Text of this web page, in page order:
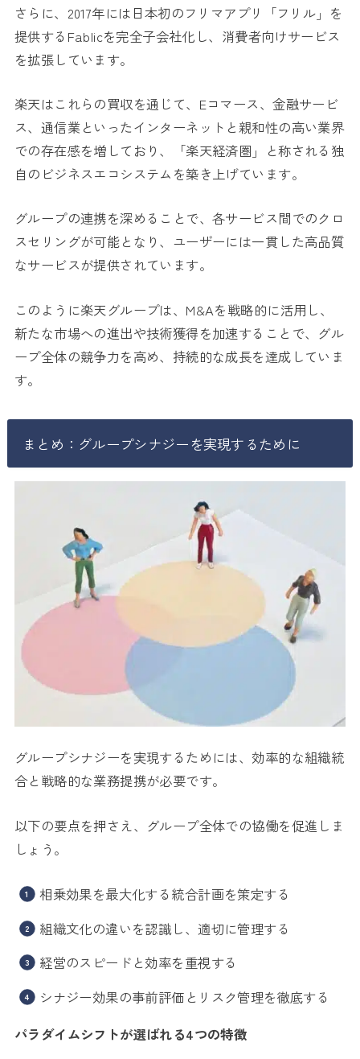
さらに、2017年には日本初のフリマアプリ「フリル」を
提供するFablicを完全子会社化し、消費者向けサービス
を拡張しています。
楽天はこれらの買収を通じて、Eコマース、金融サービ
ス、通信業といったインターネットと親和性の高い業界
での存在感を増しており、「楽天経済圏」と称される独
自のビジネスエコシステムを築き上げています。
グループの連携を深めることで、各サービス間でのクロ
スセリングが可能となり、ユーザーには一貫した高品質
なサービスが提供されています。
このように楽天グループは、M&Aを戦略的に活用し、
新たな市場への進出や技術獲得を加速することで、グル
ープ全体の競争力を高め、持続的な成長を達成していま
す。
まとめ：グループシナジーを実現するために
グループシナジーを実現するためには、効率的な組織統
合と戦略的な業務提携が必要です。
以下の要点を押さえ、グループ全体での協働を促進しま
しょう。
相乗効果を最大化する統合計画を策定する
組織文化の違いを認識し、適切に管理する
経営のスピードと効率を重視する
シナジー効果の事前評価とリスク管理を徹底する
パラダイムシフトが選ばれる4つの特徴